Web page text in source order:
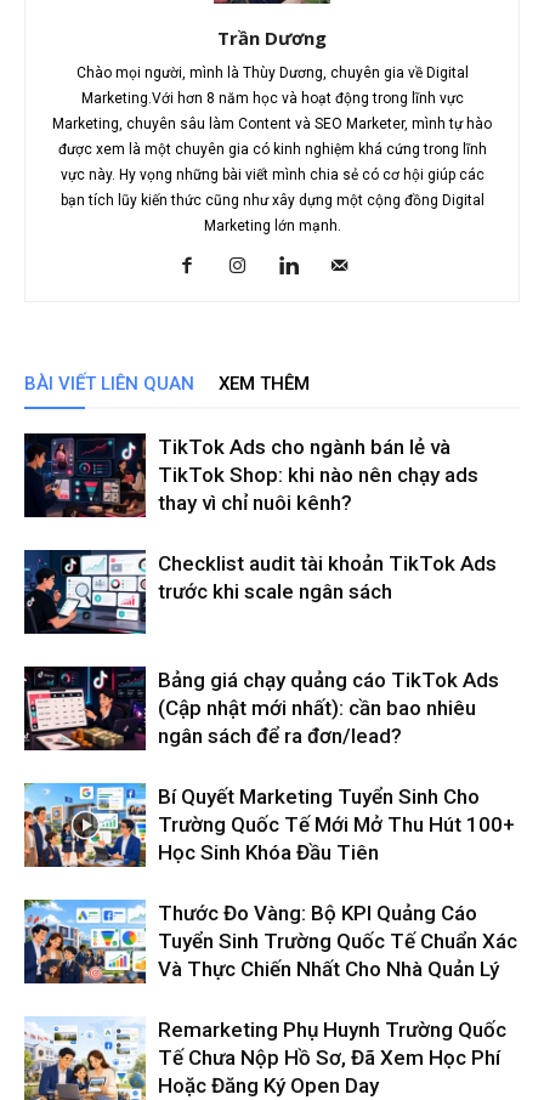
Trần Dương
Chào mọi người, mình là Thùy Dương, chuyên gia về Digital
Marketing.Với hơn 8 năm học và hoạt động trong lĩnh vực
Marketing, chuyên sâu làm Content và SEO Marketer, mình tự hào
được xem là một chuyên gia có kinh nghiệm khá cứng trong lĩnh
vực này. Hy vọng những bài viết mình chia sẻ có cơ hội giúp các
bạn tích lũy kiến thức cũng như xây dựng một cộng đồng Digital
Marketing lớn mạnh.
BÀI VIẾT LIÊN QUAN XEM THÊM
TikTok Ads cho ngành bán lẻ và
TikTok Shop: khi nào nên chạy ads
thay vì chỉ nuôi kênh?
Checklist audit tài khoản TikTok Ads
trước khi scale ngân sách
Bảng giá chạy quảng cáo TikTok Ads
(Cập nhật mới nhất): cần bao nhiêu
ngân sách để ra đơn/lead?
Bí Quyết Marketing Tuyển Sinh Cho
Trường Quốc Tế Mới Mở Thu Hút 100+
Học Sinh Khóa Đầu Tiên
Thước Đo Vàng: Bộ KPI Quảng Cáo
Tuyển Sinh Trường Quốc Tế Chuẩn Xác
Và Thực Chiến Nhất Cho Nhà Quản Lý
Remarketing Phụ Huynh Trường Quốc
Tế Chưa Nộp Hồ Sơ, Đã Xem Học Phí
Hoặc Đăng Ký Open Day